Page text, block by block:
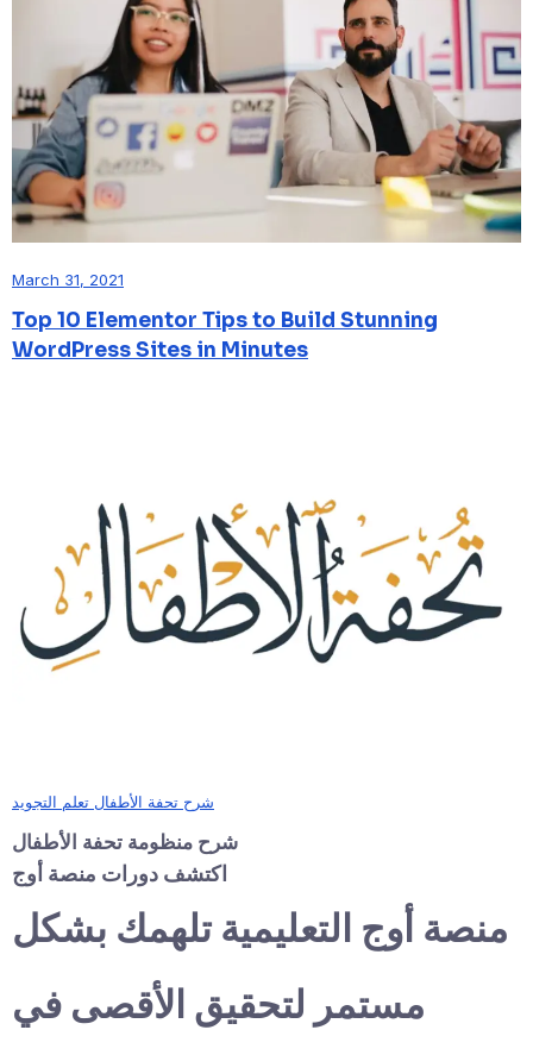
March 31, 2021
Top 10 Elementor Tips to Build Stunning
WordPress Sites in Minutes
شرح تحفة الأطفال تعلم التجويد
شرح منظومة تحفة الأطفال
اكتشف دورات منصة أوج
منصة أوج التعليمية تلهمك بشكل
مستمر لتحقيق الأقصى في